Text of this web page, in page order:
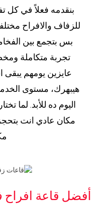
بنقدمه فعلاً في كل
للزفاف والافراح
بس بتجمع بين
تجربة متكاملة
عايزين يومهم يبقى
هيبهرك، مستوى
اليوم ده للأبد. لما
مكان عادي انت
أفضل قاعة افراح